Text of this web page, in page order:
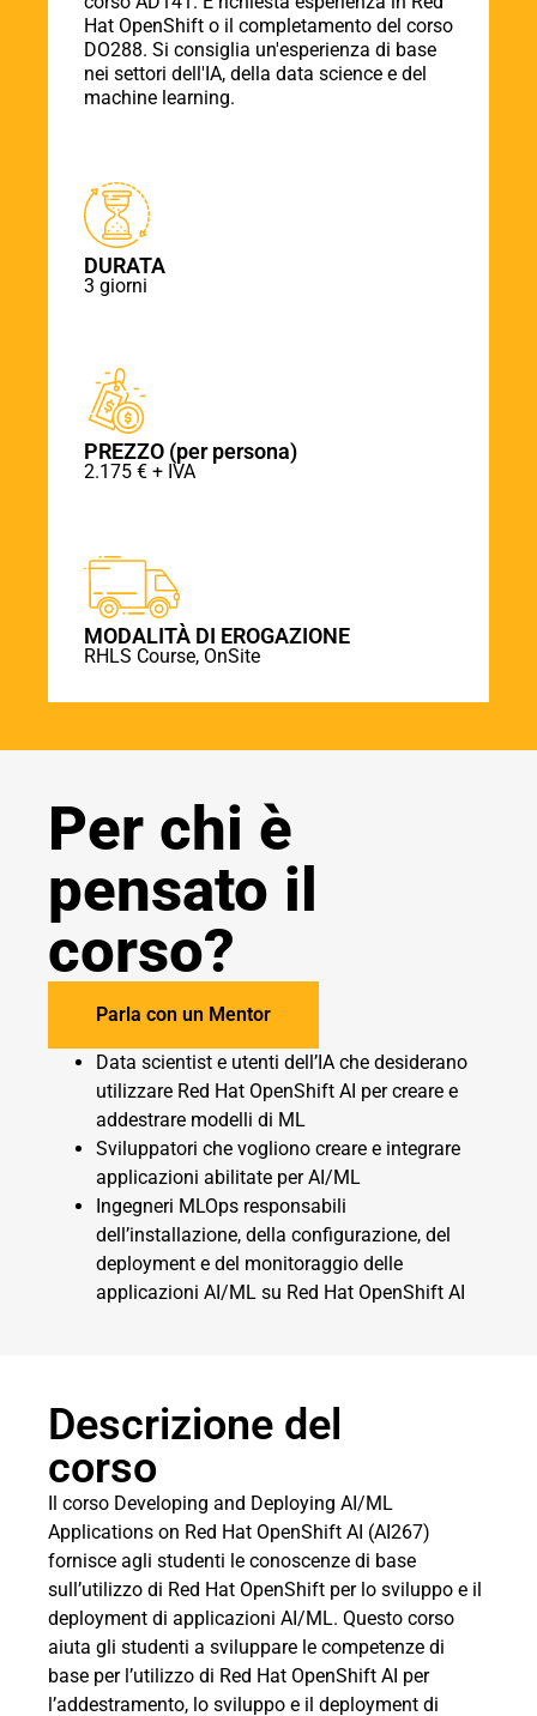
Hat OpenShift o il completamento del corso
DO288. Si consiglia un'esperienza di base
nei settori dell'IA, della data science e del
machine learning.
DURATA
3 giorni
PREZZO (per persona)
2.175 € + IVA
MODALITÀ DI EROGAZIONE
RHLS Course, OnSite
Per chi è
pensato il
corso?
Parla con un Mentor
Data scientist e utenti dell’IA che desiderano
utilizzare Red Hat OpenShift AI per creare e
addestrare modelli di ML
Sviluppatori che vogliono creare e integrare
applicazioni abilitate per AI/ML
Ingegneri MLOps responsabili
dell’installazione, della configurazione, del
deployment e del monitoraggio delle
applicazioni AI/ML su Red Hat OpenShift AI
Descrizione del
corso
Il corso Developing and Deploying AI/ML
Applications on Red Hat OpenShift AI (AI267)
fornisce agli studenti le conoscenze di base
sull’utilizzo di Red Hat OpenShift per lo sviluppo e il
deployment di applicazioni AI/ML. Questo corso
aiuta gli studenti a sviluppare le competenze di
base per l’utilizzo di Red Hat OpenShift AI per
l’addestramento, lo sviluppo e il deployment di